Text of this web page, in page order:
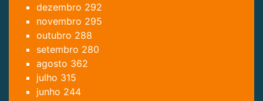
dezembro 292
novembro 295
outubro 288
setembro 280
agosto 362
julho 315
junho 244